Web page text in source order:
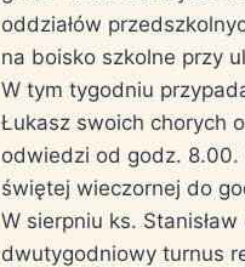
oddziałów
na boisko szkolne przy
W tym tygodniu
Łukasz swoich chorych
odwiedzi od godz.
świętej wieczornej do
W sierpniu ks.
dwutygodniowy turnus